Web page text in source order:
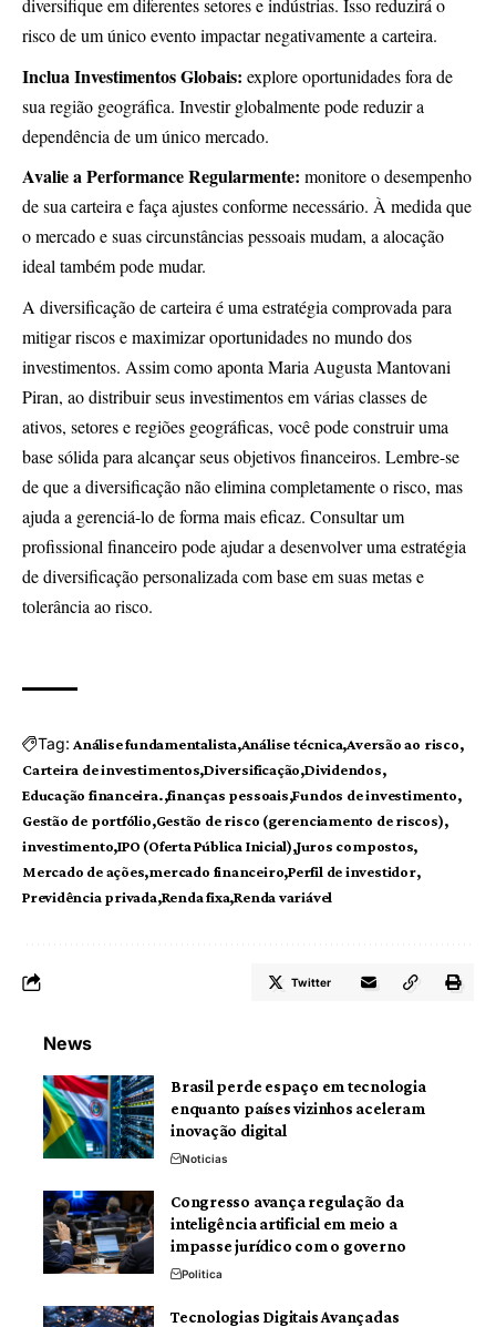
diversifique em diferentes setores e indústrias. Isso reduzirá o
risco de um único evento impactar negativamente a carteira.
Inclua Investimentos Globais: explore oportunidades fora de
sua região geográfica. Investir globalmente pode reduzir a
dependência de um único mercado.
Avalie a Performance Regularmente: monitore o desempenho
de sua carteira e faça ajustes conforme necessário. À medida que
o mercado e suas circunstâncias pessoais mudam, a alocação
ideal também pode mudar.
A diversificação de carteira é uma estratégia comprovada para
mitigar riscos e maximizar oportunidades no mundo dos
investimentos. Assim como aponta Maria Augusta Mantovani
Piran, ao distribuir seus investimentos em várias classes de
ativos, setores e regiões geográficas, você pode construir uma
base sólida para alcançar seus objetivos financeiros. Lembre-se
de que a diversificação não elimina completamente o risco, mas
ajuda a gerenciá-lo de forma mais eficaz. Consultar um
profissional financeiro pode ajudar a desenvolver uma estratégia
de diversificação personalizada com base em suas metas e
tolerância ao risco.
Tag: Análise fundamentalista Análise técnica Aversão ao risco
Carteira de investimentos Diversificação Dividendos
Educação financeira. finanças pessoais Fundos de investimento
Gestão de portfólio Gestão de risco (gerenciamento de riscos)
investimento IPO (Oferta Pública Inicial) Juros compostos
Mercado de ações mercado financeiro Perfil de investidor
Previdência privada Renda fixa Renda variável
Twitter
News
Brasil perde espaço em tecnologia
enquanto países vizinhos aceleram
inovação digital
Noticias
Congresso avança regulação da
inteligência artificial em meio a
impasse jurídico com o governo
Politica
Tecnologias Digitais Avançadas